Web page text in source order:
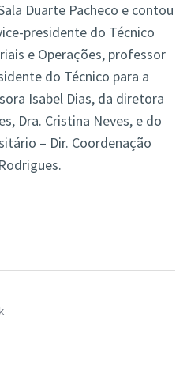
Duarte Pacheco e contou
presidente do Técnico
e Operações, professor
do Técnico para a
Isabel Dias, da diretora
Dra. Cristina Neves, e do
– Dir. Coordenação